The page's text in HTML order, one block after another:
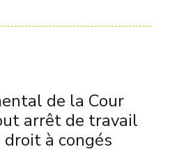
de la Cour
arrêt de travail
à congés